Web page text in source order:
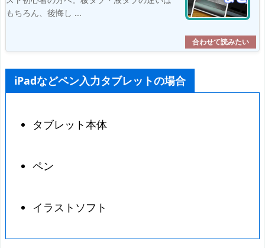
もちろん、後悔し ...
iPadなどペン入力タブレットの場合
タブレット本体
ペン
イラストソフト